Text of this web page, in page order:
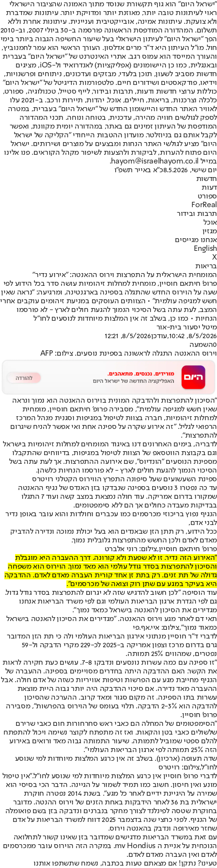
"ישראל היום" הוא גוף תקשורת שנוסד מתוך האמונה שהציבור הישראלי
ראוי לעיתונות טובה יותר, מאוזנת יותר ומדויקת יותר. עיתונות שמדברת
ולא צועקת. עיתונות אמינה, אובייקטיבית ועניינית. עיתונות אחרת וללא
תשלום. המהדורה המודפסת הראשונה פורסמה ב-30 ביולי 2007, וב-2010
הפך "ישראל היום" לעיתון הישראלי בעל שיעור החשיפה הגבוה ביותר בימי
חול. מו"ל העיתון היא ד"ר מרים אדלסון. העורך הראשי הוא עמר לחמנוביץ,
והעורך המייסד הוא עמוס רגב. אתרי האינטרנט של "ישראל היום" בעברית
ובאנגלית, כמו כן היישומונים (אפליקציות) לאנדרואיד ול-iOS, מציגים
חדשות מסביב לשעון, תוכן בלעדי, מבזקים ועדכונים, ניתוחים ופרשנויות,
וידיאו, פודקאסטים ושידורים חיים. פלטפורמות הדיגיטל של "ישראל היום"
כוללות ערוצי חדשות ודעות, תרבות ובידור, לייף סטייל, טכנולוגיה, ספורט,
כלכלה וצרכנות, בריאות, חיילים, אוכל, יהדות, תיירות ורכב. ב-2021 עלו
לאוויר האתר החדש והיישומון החדש של "ישראל היום" בעברית, במטרה
לספק לגולשים חוויה מהירה, עדכנית, בטוחה ונוחה. תכני המהדורה
המודפסת של העיתון זמינים גם באתר, במהדורה יומית מקוונת, ואפשר
לקבל אותם גם בניוזלטר. מועדון ההטבות הייחודי "הקליקה של ישראל
היום" מציע לגולשי האתר הנחות ומבצעים על מוצרים ושירותים. ישראל
היום פתוח להערות, לביקורת ולהצעות לשיפור מקהל הקוראים. פנו אלינו
במייל hayom@israelhayom.co.il.
יום שישי, 8.5.2026
כ"א באייר תשפ"ו
חדשות
דעות
ספורט
ForReal
תרבות ובידור
אוכל
מגזין
אנחנו מגייסים
English
X
בריאות
המומחית הישראלית על התפרצות וירוס ההאנטה: "אירוע נדיר"
פרופ' חיתאם חוסיין, מומחית למחלות זיהומיות עושה סדר בכל הידוע לפי
שעה על הוירוס החדש שהתגלה בספינה בארגנטינה, ומרגיעה: "נראה שאין
חשש למגיפה עולמית" • הצוותים העוסקים במניעת זיהומים עוקבים אחרי
המצב, לעת עתה בשל הסיכוי הנמוך להגעת חולים לארץ - לא פורסמו
הנחיות • כמו כן, בשלב זה אין המלצות מיוחדות לנוסעים לחו"ל
מיטל יסעור בית-אור
8/5/2026, 10:42
,עודכן8/5/2026, 12:21
0השמעה
וירוס ההאנטה התגלה לראשונה בספינת נוסעים. צילום: AFP
"הסיכון להתפרצות ולהדבקה המונית בוירוס ההאנטה הוא נמוך ונראה
שאין חשש למגיפה עולמית", מסבירה פרופ' חיתאם חוסיין, מומחית
למחלות זיהומיות, חברה בצוות לטיפול במגיפות וסגנית מנהל המרכז
הרפואי לגליל. "זה אירוע שקרה על ספינה אחת ואי אפשר להניח שיגרום
להתפרצות".
לדבריה, בימים האחרונים דנו באיגוד המומחים למחלות זיהומיות בישראל
וגם בקבוצת הווטסאפ של הצוות לטיפול במגיפות, בדיווחים שהתקבלו
מספינת הנוסעים "הונדיוס", שם אירועה ההתפרצות. אך לעת עתה בשל
הסיכוי הנמוך להגעת חולים לארץ - לא פורסמו הנחיות כלשהן.
ספינת השעשועים שעל סיפונה התפרץ הווירוס הקטלני רויטרס
עד כה נפטרו 3 נוסעים בספינה שנבדקו בזן האנדס של נגיף ההאנטה
שמקורו בדרום אמריקה. עוד חולה נמצאת במצב קשה ועוד 7 התגלו
בבדיקות מעבדה כחולים אך הם ללא סימפטומים.
הנגיף נפוץ בריכוזי מכרסמים כמו עכברים וחולדות והוא עובר באופן נדיר
לבני אדם,
ככל הידוע, רק תתן הזן שבאנדים הוא בעל יכולת נמוכה ונדירה להדביק
מאדם לאדם ולכן החשש מהתפרצות גלובלית נמוך.
פרופ׳ חיתאם חוסיין,צילום: רוני אלברט
"האירוע הזה נדיר. זו לא שפעת ולא קורונה. דרך ההעברה היא מוגבלת
והסיכון להתפרצות בסדר גודל עולמי הוא מאד נמוך. הוירוס הוא משפחה
גדולה של תת זנים. רק בתת זן אחד קורית העברה מאדם לאדם. ההדבקה
היא בעיקר במגע עם שתן רוק וצואה של מכרסמים".
עוד הוסיפה "לכן חשוב להדגיש שזה לא יגרום להתפרצות בסדר גודל גדול.
גם לפי הגדרת ארגון הבריאות העולמי וגם לפי משרד הבריאות אנחנו
מגדירים את הסיכון להאנטה בישראל כמאד נמוך".
תאי דם לאחר מגע וירוס ההאנטה. "מגדירים את הסיכון להאנטה בישראל
כמאוד נמוך",צילום: איי.אף.פי
לדברי ד"ר חוסיין מנתוני אירגון הבריאות העולמי ולה כי תת הזן המדובר
גרם בדרום מרכז וצפון אמריקה ב-2025 לכ-229 מקרי הדבקה ול-59
נפטרים, שמהווים 25% תמותה.
"זו ספינה עם כמה עשרות נונסעים ונדבקו 7-8. עושים כעת חקירה לראות
את הקשר. האם ההדבקה היתה בחדרים מסויימים בספינה. ההעברה של
הנגיף מחייבת מגע עם הפרשות וטיפות אוויריות כשזה של אדם חולה. אבל
ההעברה מאד נדירה. אם סיכוי ההדבקה היה יותר גבוה היית מוצאת
עשרות בתו הספינה. זה מקום סגור ומאד קרוב. ההערכה שהסיכון
להדבקה הוא 2-3% הדבקה. תלוי בעומס של הוירוס בהפרשות", מסבירה
פרופ' חוסיין.
"הסימפטומים של המחלה הם כאבי ראש סחרחורות חום כאבי שרירם
שלשולים כאבי בטן והקאות. ואז זה מתפתח לקוצר נשימה ויכול להתפתח
להלם ספטי שמוביל לתמותה. שיעור התמותה גבוה מאד ורואים באירוע
הזה 25% תמותה לפי ארגון הבריאות העולמי".
שדה תעופה (ארכיון). בשלב זה אין כרגע המלצות מיוחדות למי שנוסע
לחו"ל,צילום: רויטרס
לדברי פרופ' חוסיין אין כרגע המלצות מיוחדות למי שנוסע לחו"ל."אין טיפול
מונע ואין חיסון. חשוב כמו תמיד לשמור על הגיינה. הדבר הכי בסיסי הוא
שמירה על היגיינת ידיים לאחר כל מגע". בשנת 2014 נפטרה חוקרת
ישראלית בת 36 לאחר הידבקות באחת הזנים של וירוס ההנטה. מדובר
בחוקרת שטסה לפינלנד לצורך מחקר בנברנים ונדבקה בזן בשם פואומלה
של הנגיף. לפני כחצי שנה בדצמבר 2025 דווח למשרד הבריאות על אדם
שחזר מאירופה ונדבק בהאנטה וירוס.
עם זאת במשרד הבריאות מדגישים שמדובר בזן שאינו קשור לתחלואה
הנוכחית על אניית ה mv Hondius. במקרה הזה הוירוס עובר ממכרסמים
לאדם ואין העברה מאדם לאדם.
טעינו? נתקן! אם מצאתם טעות בכתבה, נשמח שתשתפו אותנו